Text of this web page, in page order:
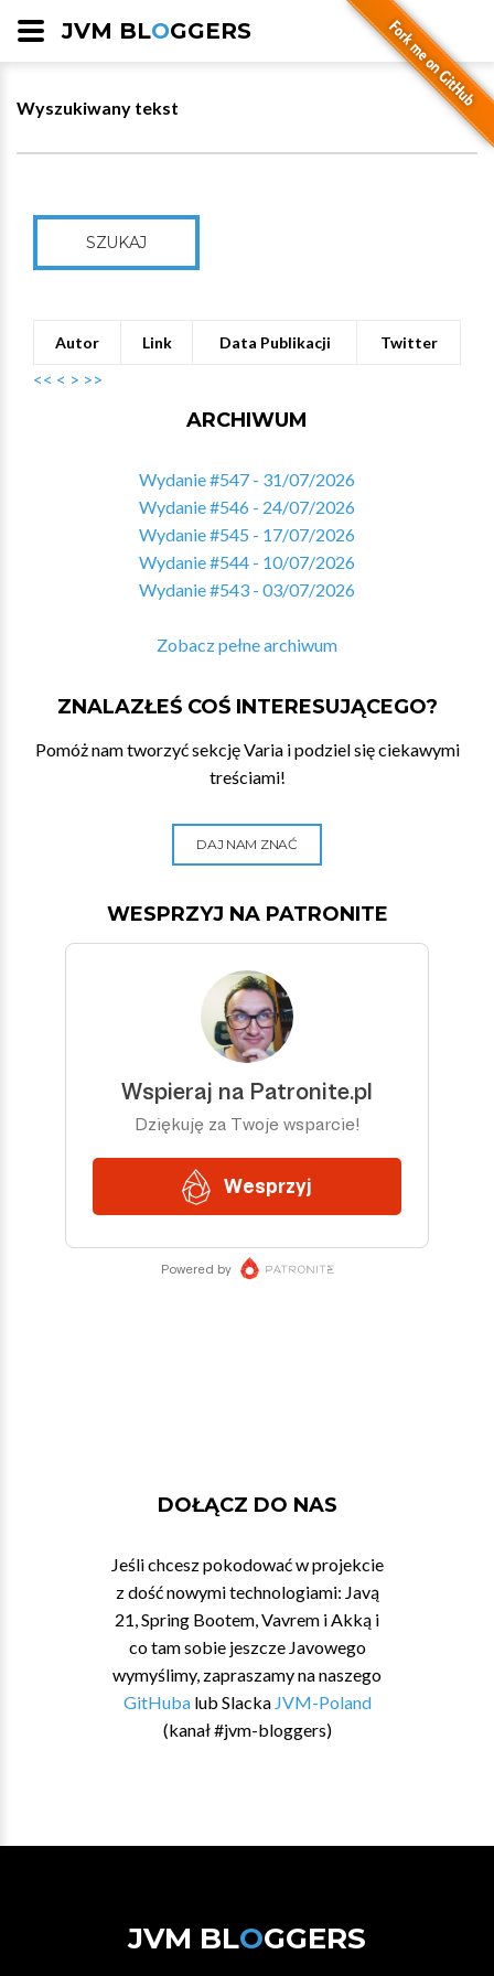
JVM BLOGGERS
Wyszukiwany tekst
SZUKAJ
Autor Link Data Publikacji Twitter
<< < > >>
ARCHIWUM
Wydanie #547 - 31/07/2026
Wydanie #546 - 24/07/2026
Wydanie #545 - 17/07/2026
Wydanie #544 - 10/07/2026
Wydanie #543 - 03/07/2026
Zobacz pełne archiwum
ZNALAZŁEŚ COŚ INTERESUJĄCEGO?
Pomóż nam tworzyć sekcję Varia i podziel się ciekawymi
treściami!
DAJ NAM ZNAĆ
WESPRZYJ NA PATRONITE
DOŁĄCZ DO NAS
Jeśli chcesz pokodować w projekcie
z dość nowymi technologiami: Javą
21, Spring Bootem, Vavrem i Akką i
co tam sobie jeszcze Javowego
wymyślimy, zapraszamy na naszego
GitHubalub Slacka JVM-Poland
(kanał #jvm-bloggers)
JVM BLOGGERS